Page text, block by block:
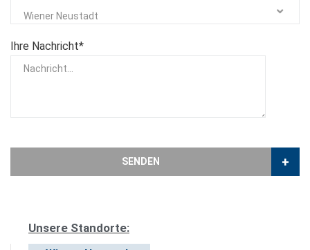
Wiener Neustadt
Ihre Nachricht*
SENDEN +
Unsere Standorte: